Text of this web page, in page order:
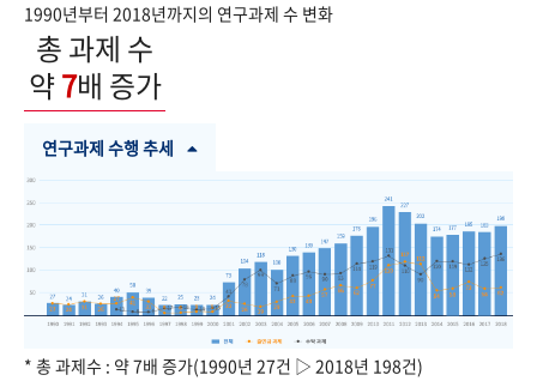
1990년부터 2018년까지의 연구과제 수 변화
총 과제 수
약7배 증가
연구과제 수행 추세
* 총 과제수 : 약 7배 증가(1990년 27건 ▷ 2018년 198건)